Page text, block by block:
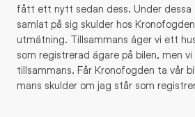
fått ett nytt sedan dess. Under dessa
samlat på sig skulder hos
utmätning. Tillsammans äger vi ett
som registrerad ägare på bilen, men
tillsammans. Får Kronofogden ta vår
mans skulder om jag står som